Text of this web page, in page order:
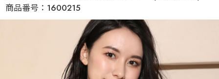
商品番号： 1600215